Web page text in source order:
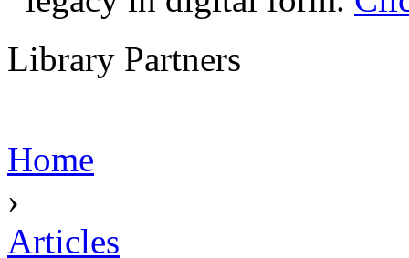
Library Partners
Home
›
Articles